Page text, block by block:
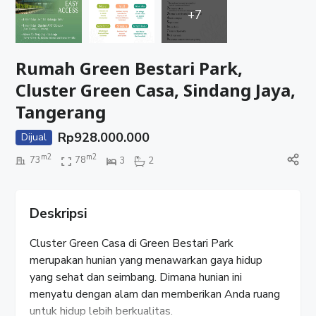
+7
Rumah Green Bestari Park,
Cluster Green Casa, Sindang Jaya,
Tangerang
Dijual Rp928.000.000
73 m2 78m2 3 2
Deskripsi
Cluster Green Casa di Green Bestari Park
merupakan hunian yang menawarkan gaya hidup
yang sehat dan seimbang. Dimana hunian ini
menyatu dengan alam dan memberikan Anda ruang
untuk hidup lebih berkualitas.